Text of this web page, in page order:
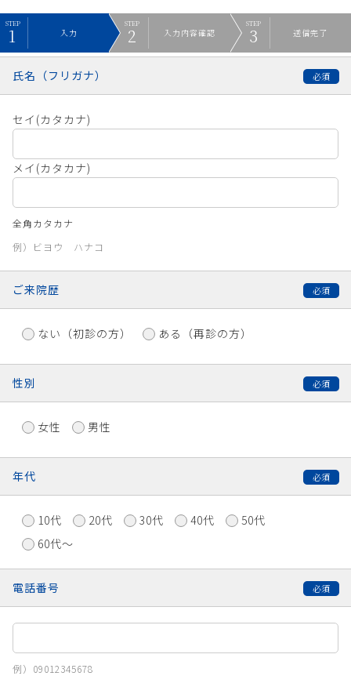
入力 入力内容確認 送信完了
氏名（フリガナ）
セイ(カタカナ)
メイ(カタカナ)
全角カタカナ
例）ビヨウ ハナコ
ご来院歴
ない（初診の方） ある（再診の方）
性別
女性 男性
年代
10代 20代 30代 40代
50代
60代〜
電話番号
例）09012345678